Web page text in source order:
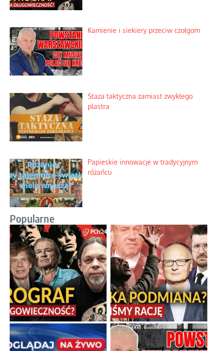
Kamienie i siekiery przeciw czołgom
Staza taktyczna zamiast zwykłego
plastra
Papieskie innowacje w tradycyjnym
różańcu
Popularne